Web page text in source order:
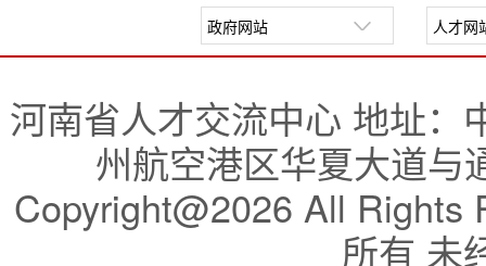
河南省人才交流中心 地址：
州航空港区华夏大道与
Copyright@2026 All Rights
所有 未